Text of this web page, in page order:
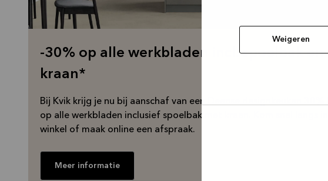
Weigeren
-30% op alle werkbladen incl. spoelbak en
kraan*
Bij Kvik krijg je nu bij aanschaf van een Deense designkeuken 30%
op alle werkbladen inclusief spoelbak met kraan. Kom snel langs in
winkel of maak online een afspraak.
Meer informatie